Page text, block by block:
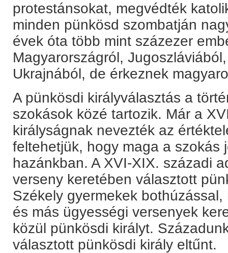
protestánsokat, megvédték
minden pünkösd szombatján
évek óta több mint százezer
Magyarországról,
Ukrajnából, de érkeznek
A pünkösdi királyválasztás a
szokások közé tartozik. Már a
királyságnak nevezték az
feltehetjük, hogy maga a szokás
hazánkban. A XVI-XIX. századi
verseny keretében választott
Székely gyermekek
és más ügyességi versenyek
közül pünkösdi királyt.
választott pünkösdi király eltűnt.